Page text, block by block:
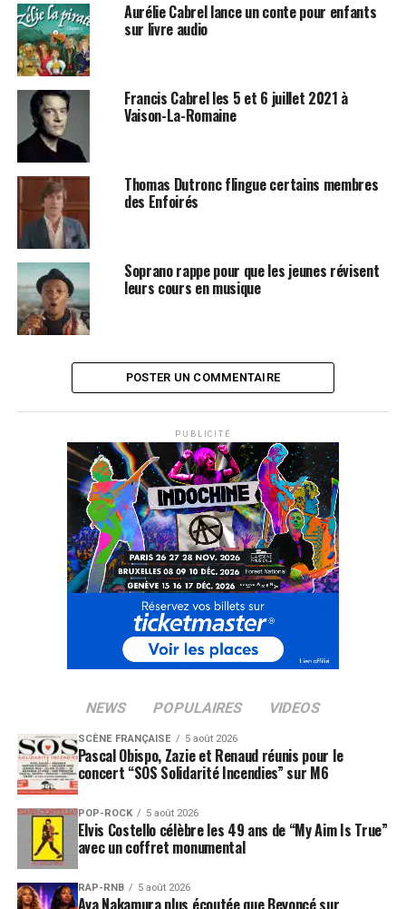
Aurélie Cabrel lance un conte pour enfants
sur livre audio
Francis Cabrel les 5 et 6 juillet 2021 à
Vaison-La-Romaine
Thomas Dutronc flingue certains membres
des Enfoirés
Soprano rappe pour que les jeunes révisent
leurs cours en musique
POSTER UN COMMENTAIRE
PUBLICITÉ
NEWS POPULAIRES VIDEOS
SCÈNE FRANÇAISE 5 août 2026
Pascal Obispo, Zazie et Renaud réunis pour le
concert “SOS Solidarité Incendies” sur M6
POP-ROCK 5 août 2026
Elvis Costello célèbre les 49 ans de “My Aim Is True”
avec un coffret monumental
RAP-RNB 5 août 2026
Aya Nakamura plus écoutée que Beyoncé sur